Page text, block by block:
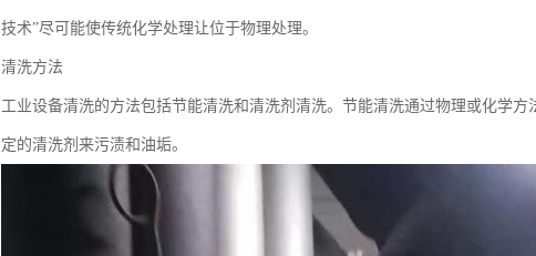
技术”尽可能使传统化学处理让位于物理处理。
清洗方法
工业设备清洗的方法包括节能清洗和清洗剂清洗。节能清洗通过物理或化学
定的清洗剂来污渍和油垢。